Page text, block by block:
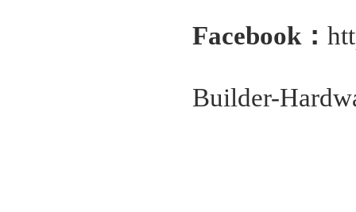
Facebook：
Builder-